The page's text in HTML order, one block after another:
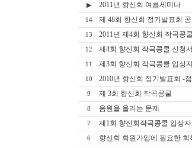
▶ 2011년 향신회 여름세미나
14 제 48회 향신회 정기발표회
13 2011년 제4회 향신회 작곡콩쿨
12 제4회 향신회 작곡콩쿨 신청서
11 제3회 향신회 작곡콩쿨 입상
10 2010년 향신회 정기발표회 -
9 제 3회 향신회 작곡콩쿨
8 음원을 올리는 문제
7 제1회 향신회작곡콩쿨 입상
6 향신회 회원가입에 필요한